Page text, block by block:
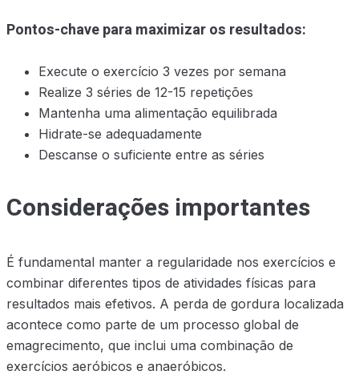
Pontos-chave para maximizar os resultados:
Execute o exercício 3 vezes por semana
Realize 3 séries de 12-15 repetições
Mantenha uma alimentação equilibrada
Hidrate-se adequadamente
Descanse o suficiente entre as séries
Considerações importantes
É fundamental manter a regularidade nos exercícios e
combinar diferentes tipos de atividades físicas para
resultados mais efetivos. A perda de gordura localizada
acontece como parte de um processo global de
emagrecimento, que inclui uma combinação de
exercícios aeróbicos e anaeróbicos.